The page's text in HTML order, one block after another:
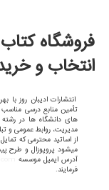
فروشگاه کتاب
انتخاب و
انتشارات ادیبان روز
تأمین منابع درسی
های دانشگاه ها در
مدیریت، روابط عمومی و
از اساتید محترمی که
میشود پروپوزال و طرح
آدرس ایمیل موسسه
فرمایند.